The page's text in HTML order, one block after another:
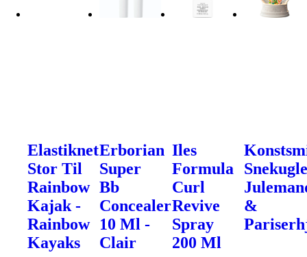
Elastiknet
Stor Til
Rainbow
Kajak -
Rainbow
Kayaks
Erborian
Super
Bb
Concealer
10 Ml -
Clair
Iles
Formula
Curl
Revive
Spray
200 Ml
&